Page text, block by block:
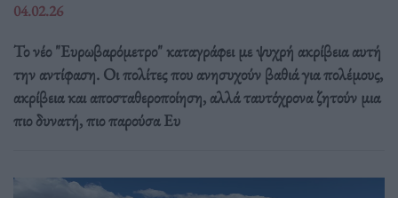
04.02.26
Το νέο "Ευρωβαρόμετρο" καταγράφει με ψυχρή ακρίβεια αυτή
την αντίφαση. Oι πολίτες που ανησυχούν βαθιά για πολέμους,
ακρίβεια και αποσταθεροποίηση, αλλά ταυτόχρονα ζητούν μια
πιο δυνατή, πιο παρούσα Ευ